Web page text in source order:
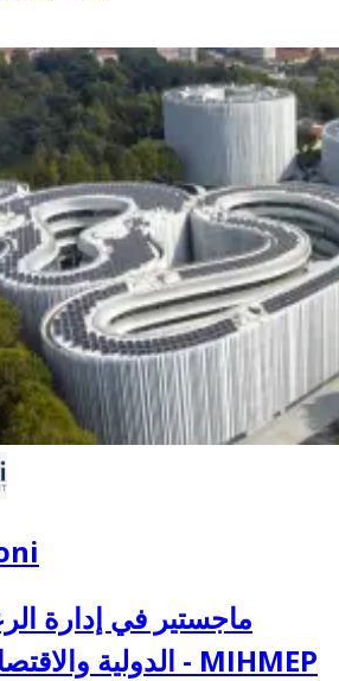
ماجستير في إدارة
الدولية والاقتصاد والسياسة - MIHMEP